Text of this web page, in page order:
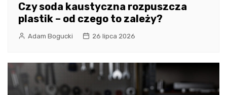
Czy soda kaustyczna rozpuszcza
plastik – od czego to zależy?
Adam Bogucki 26 lipca 2026